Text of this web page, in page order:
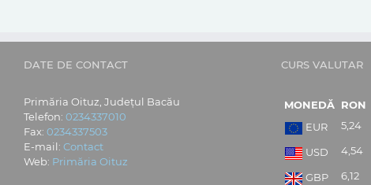
DATE DE CONTACT
Primăria Oituz, Județul Bacău
Telefon: 0234337010
Fax: 0234337503
E-mail: Contact
Web: Primăria Oituz
CURS VALUTAR
MONEDĂ RON
EUR
5,24
USD 4,54
GBP 6,12